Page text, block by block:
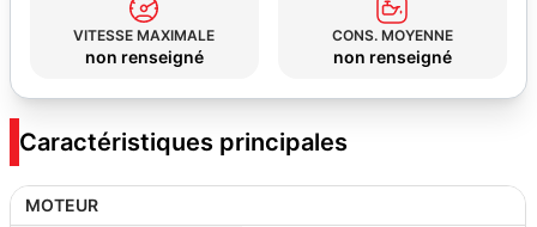
VITESSE MAXIMALE
non renseigné
CONS. MOYENNE
non renseigné
Caractéristiques principales
MOTEUR